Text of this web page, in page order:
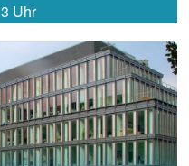
Uhr